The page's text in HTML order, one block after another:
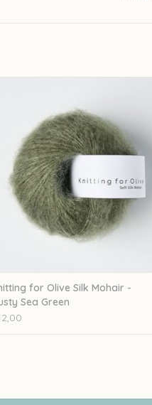
TOEVOEGEN AAN WINKELWAGEN
for Olive Silk Mohair -
Sea Green